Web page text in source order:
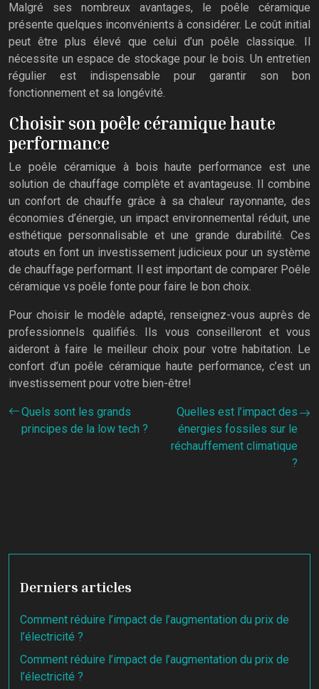
Malgré ses nombreux avantages, le poêle céramique
présente quelques inconvénients à considérer. Le coût initial
peut être plus élevé que celui d’un poêle classique. Il
nécessite un espace de stockage pour le bois. Un entretien
régulier est indispensable pour garantir son bon
fonctionnement et sa longévité.
Choisir son poêle céramique haute
performance
Le poêle céramique à bois haute performance est une
solution de chauffage complète et avantageuse. Il combine
un confort de chauffe grâce à sa chaleur rayonnante, des
économies d’énergie, un impact environnemental réduit, une
esthétique personnalisable et une grande durabilité. Ces
atouts en font un investissement judicieux pour un système
de chauffage performant. Il est important de comparer Poêle
céramique vs poêle fonte pour faire le bon choix.
Pour choisir le modèle adapté, renseignez-vous auprès de
professionnels qualifiés. Ils vous conseilleront et vous
aideront à faire le meilleur choix pour votre habitation. Le
confort d’un poêle céramique haute performance, c’est un
investissement pour votre bien-être!
Quels sont les grands
principes de la low tech ?
Quelles est l’impact des
énergies fossiles sur le
réchauffement climatique
?
Derniers articles
Comment réduire l’impact de l’augmentation du prix de
l’électricité ?
Comment réduire l’impact de l’augmentation du prix de
l’électricité ?